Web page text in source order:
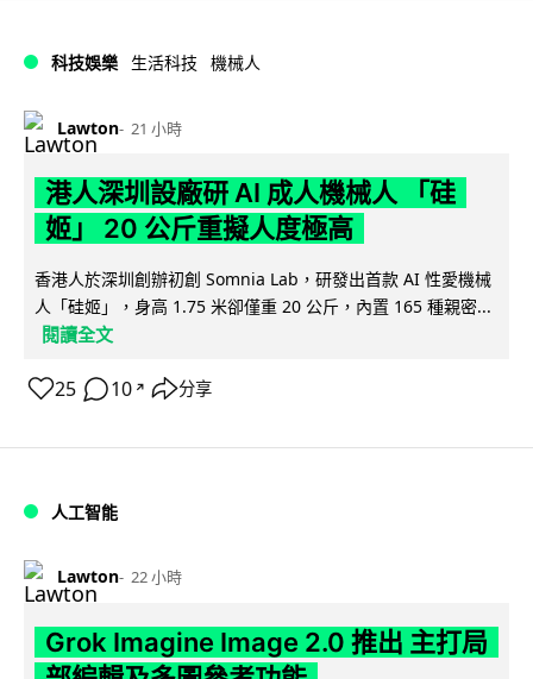
科技娛樂 生活科技 機械人
Lawton 21 小時
港人深圳設廠研 AI 成人機械人 「硅
姬」 20 公斤重擬人度極高
香港人於深圳創辦初創 Somnia Lab，研發出首款 AI 性愛機械
人「硅姬」，身高 1.75 米卻僅重 20 公斤，內置 165 種親密...
閱讀全文
25 10 ↗ 分享
人工智能
Lawton 22 小時
Grok Imagine Image 2.0 推出 主打局